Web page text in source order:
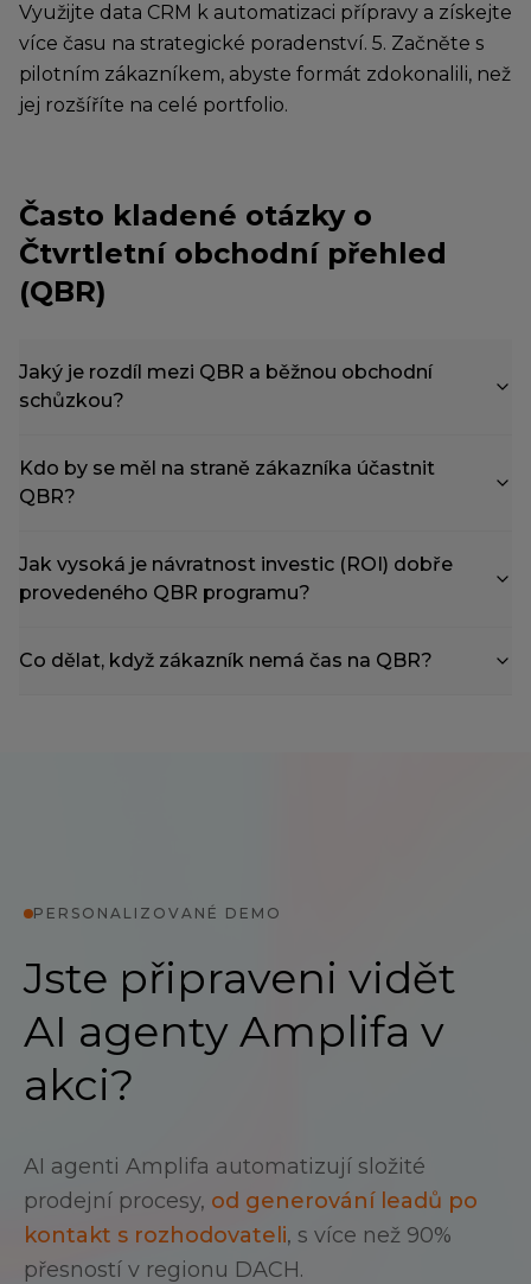
Využijte data CRM k automatizaci přípravy a získejte
více času na strategické poradenství. 5. Začněte s
pilotním zákazníkem, abyste formát zdokonalili, než
jej rozšíříte na celé portfolio.
Často kladené otázky o
Čtvrtletní obchodní přehled
(QBR)
Jaký je rozdíl mezi QBR a běžnou obchodní
schůzkou?
Kdo by se měl na straně zákazníka účastnit
QBR?
Jak vysoká je návratnost investic (ROI) dobře
provedeného QBR programu?
Co dělat, když zákazník nemá čas na QBR?
PERSONALIZOVANÉ DEMO
Jste připraveni vidět
AI agenty Amplifa v
akci?
AI agenti Amplifa automatizují složité
prodejní procesy, od generování leadů po
kontakt s rozhodovateli, s více než 90%
přesností v regionu DACH.